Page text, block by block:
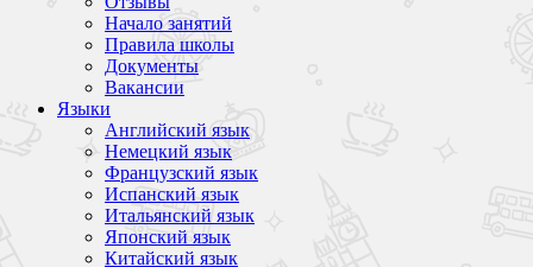
Начало занятий
Правила школы
Документы
Вакансии
Языки
Английский язык
Немецкий язык
Французский язык
Испанский язык
Итальянский язык
Японский язык
Китайский язык